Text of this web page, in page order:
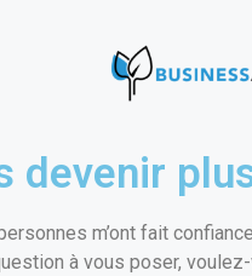
devenir
m’ont fait
à vous poser,